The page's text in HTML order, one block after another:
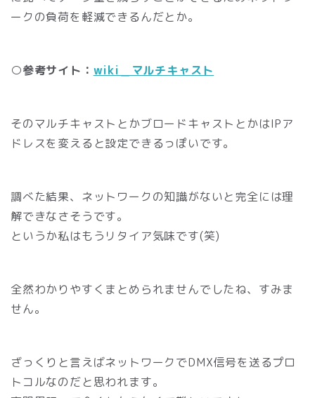
ークの負荷を軽減できるんだとか。
○参考サイト： wiki＿マルチキャスト
そのマルチキャストとかブロードキャストとかはIPア
ドレスを変えると設定できるっぽいです。
調べた結果、ネットワークの知識がないと完全には理
解できなさそうです。
というか私はもうリタイア気味です(笑)
全然わかりやすくまとめられませんでしたね、すみま
せん。
ざっくりと言えばネットワークでDMX信号を送るプロ
トコルなのだと思われます。